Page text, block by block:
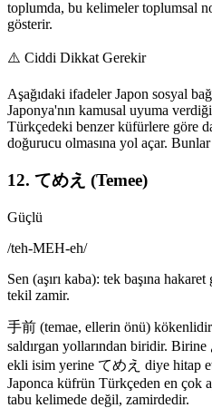
toplumda, bu kelimeler toplumsal
gösterir.
⚠️ Ciddi Dikkat Gerekir
Aşağıdaki ifadeler Japon sosyal
Japonya'nın kamusal uyuma verdiği
Türkçedeki benzer küfürlere göre
doğurucu olmasına yol açar. Bunlar
12. てめえ (Temee)
Güçlü
/teh-MEH-eh/
Sen (aşırı kaba): tek başına
tekil zamir.
手前 (temae, ellerin önü)
saldırgan yollarından biridir.
ekli isim yerine てめえ diye hitap
Japonca küfrün Türkçeden en çok
tabu kelimede değil, zamirdedir.